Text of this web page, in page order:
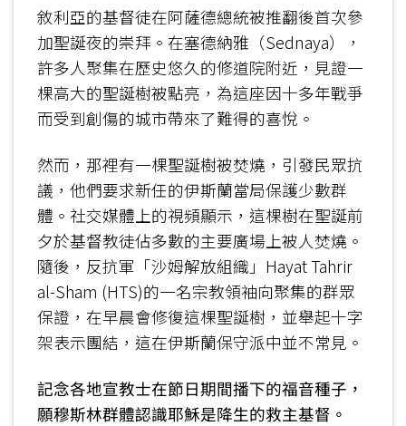
敘利亞的基督徒在阿薩德總統被推翻後首次參
加聖誕夜的崇拜。在塞德納雅（Sednaya），
許多人聚集在歷史悠久的修道院附近，見證一
棵高大的聖誕樹被點亮，為這座因十多年戰爭
而受到創傷的城市帶來了難得的喜悅。
然而，那裡有一棵聖誕樹被焚燒，引發民眾抗
議，他們要求新任的伊斯蘭當局保護少數群
體。社交媒體上的視頻顯示，這棵樹在聖誕前
夕於基督教徒佔多數的主要廣場上被人焚燒。
隨後，反抗軍「沙姆解放組織」Hayat Tahrir
al-Sham (HTS)的一名宗教領袖向聚集的群眾
保證，在早晨會修復這棵聖誕樹，並舉起十字
架表示團結，這在伊斯蘭保守派中並不常見。
記念各地宣教士在節日期間播下的福音種子，
願穆斯林群體認識耶穌是降生的救主基督。